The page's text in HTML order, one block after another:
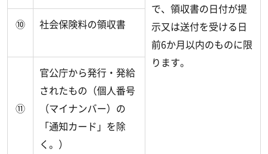
で、領収書の日付が提
示又は送付を受ける日
前6か月以内のものに限
ります。
⑩ 社会保険料の領収書
⑪
官公庁から発行・発給
されたもの（個人番号
（マイナンバー）の
「通知カード」を除
く。）